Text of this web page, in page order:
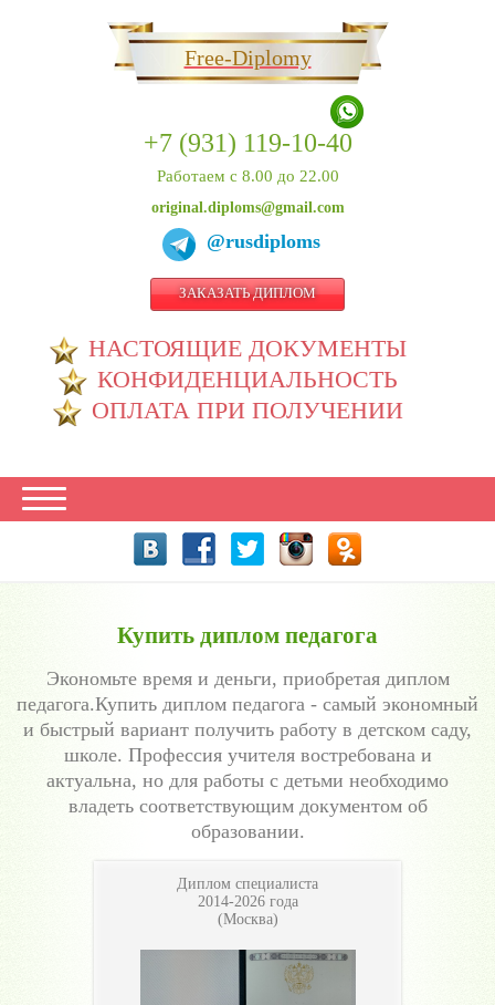
Free-Diplomy
+7 (931) 119-10-40
Работаем с 8.00 до 22.00
original.diploms@gmail.com
@rusdiploms
ЗАКАЗАТЬ ДИПЛОМ
НАСТОЯЩИЕ ДОКУМЕНТЫ
КОНФИДЕНЦИАЛЬНОСТЬ
ОПЛАТА ПРИ ПОЛУЧЕНИИ
Купить диплом педагога
Экономьте время и деньги, приобретая диплом
педагога.Купить диплом педагога - самый экономный
и быстрый вариант получить работу в детском саду,
школе. Профессия учителя востребована и
актуальна, но для работы с детьми необходимо
владеть соответствующим документом об
образовании.
Диплом специалиста
2014-2026 года
(Москва)